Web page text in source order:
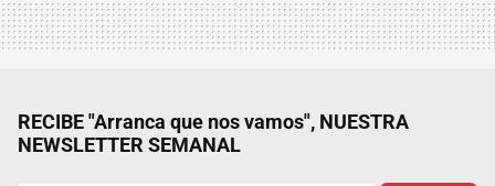
RECIBE "Arranca que nos vamos", NUESTRA
NEWSLETTER SEMANAL